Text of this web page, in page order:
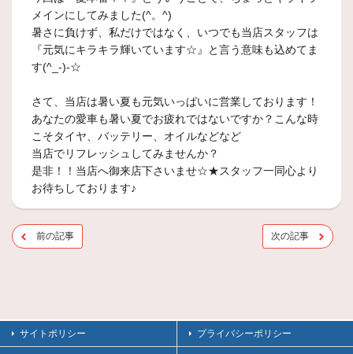
メインにしてみました(^。^)
暑さに負けず、私だけではなく、いつでも当店スタッフは
『元気にキラキラ輝いています☆』と言う意味も込めてま
す(^_-)-☆
さて、当店は暑い夏も元気いっぱいに営業しております！
あなたの愛車も暑い夏でお疲れではないですか？こんな時
こそタイヤ、バッテリー、オイルなどなど
当店でリフレッシュしてみませんか？
是非！！当店へ御来店下さいませ☆★スタッフ一同心より
お待ちしております♪
前の記事 次の記事
サイトポリシー プライバシーポリシー